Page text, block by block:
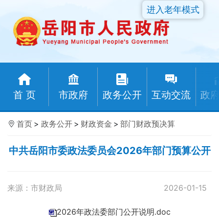
首 页 市政府 政务公开 互动交流 政
进入老年模式
首页 > 政务公开 > 财政资金 > 部门财政预决算
中共岳阳市委政法委员会2026年部门预算公开
来源：市财政局 2026-01-15
2026年政法委部门公开说明.doc